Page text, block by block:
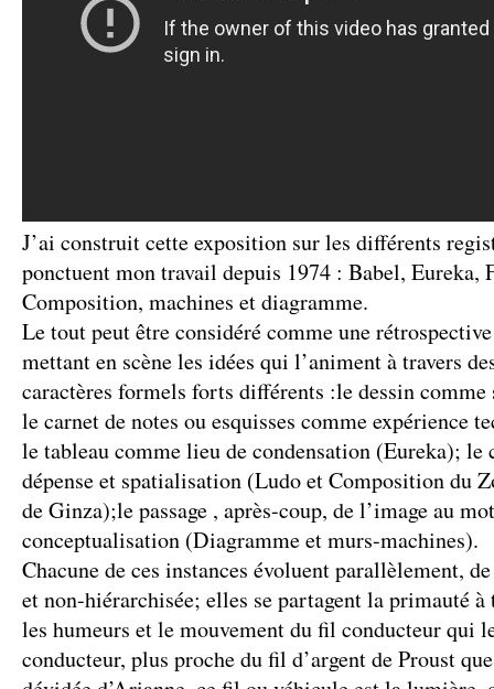
J’ai construit cette exposition sur les différents
ponctuent mon travail depuis 1974 : Babel, Eureka,
Composition, machines et diagramme.
Le tout peut être considéré comme une
mettant en scène les idées qui l’animent à travers
caractères formels forts différents :le dessin
le carnet de notes ou esquisses comme expérience
le tableau comme lieu de condensation (Eureka); le
dépense et spatialisation (Ludo et Composition du
de Ginza);le passage , après-coup, de l’image au
conceptualisation (Diagramme et murs-machines).
Chacune de ces instances évoluent parallèlement,
et non-hiérarchisée; elles se partagent la primauté
les humeurs et le mouvement du fil conducteur qui
conducteur, plus proche du fil d’argent de Proust